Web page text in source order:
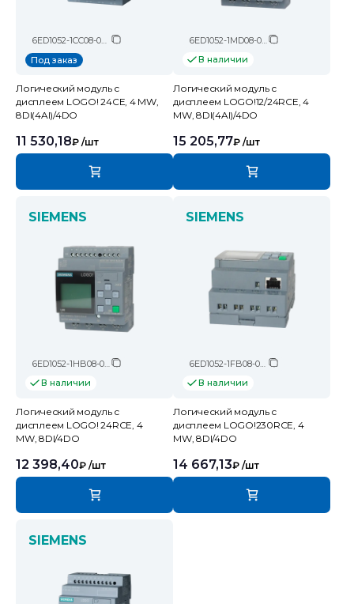
6ED1052-1CC08-0BA2
Под заказ
Логический модуль c
дисплеем LOGO! 24CE, 4 MW,
8DI(4AI)/4DO
11 530,18₽ /шт
6ED1052-1MD08-0BA2
В наличии
Логический модуль c
дисплеем LOGO!12/24RCE, 4
MW, 8DI(4AI)/4DO
15 205,77₽ /шт
SIEMENS
6ED1052-1HB08-0BA2
В наличии
Логический модуль c
дисплеем LOGO! 24RCE, 4
MW, 8DI/4DO
12 398,40₽ /шт
SIEMENS
6ED1052-1FB08-0BA2
В наличии
Логический модуль c
дисплеем LOGO!230RCE, 4
MW, 8DI/4DO
14 667,13₽ /шт
SIEMENS